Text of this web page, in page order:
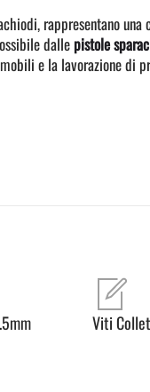
rappresentano
dalle pistole
e la lavorazione di
Viti